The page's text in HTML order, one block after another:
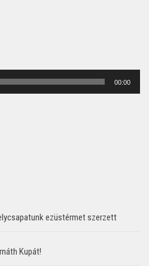
00:00
ezüstérmet szerzett
Kupát!